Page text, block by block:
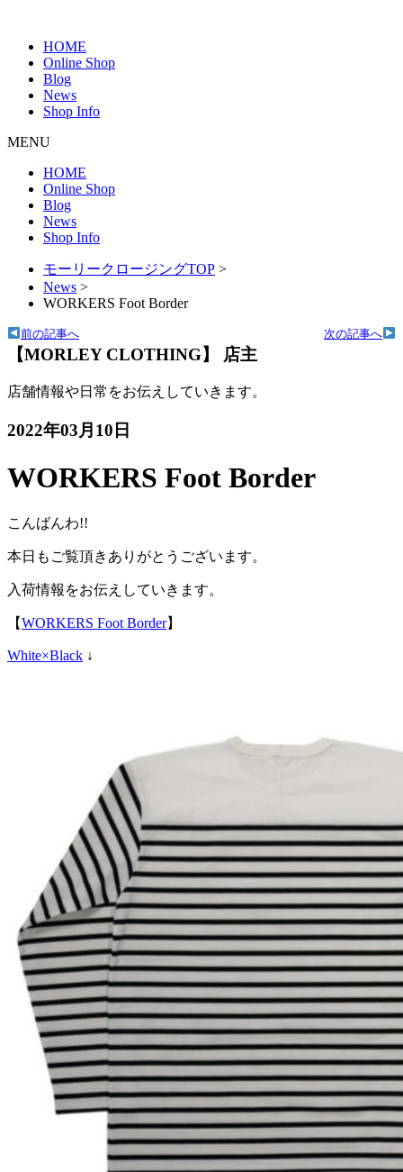
HOME
Online Shop
Blog
News
Shop Info
MENU
HOME
Online Shop
Blog
News
Shop Info
モーリークロージングTOP >
News >
WORKERS Foot Border
次の記事へ
前の記事へ
【MORLEY CLOTHING】 店主
店舗情報や日常をお伝えしていきます。
2022年03月10日
WORKERS Foot Border
こんばんわ!!
本日もご覧頂きありがとうございます。
入荷情報をお伝えしていきます。
【WORKERS Foot Border】
White×Black ↓